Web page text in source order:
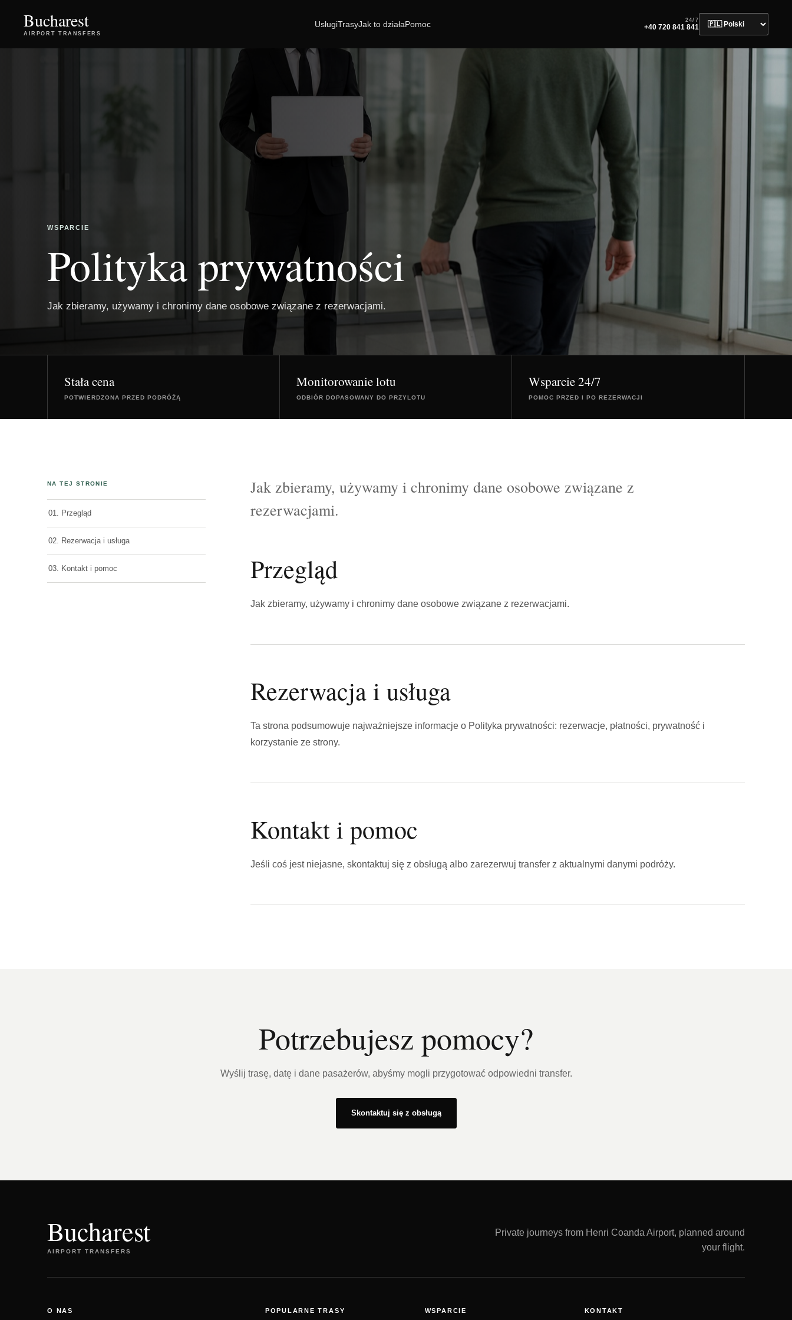
Bucharest
AIRPORT TRANSFERS
UsługiTrasyJak to działaPomoc 24/7
+40 720 841 841
WSPARCIE
Polityka prywatności
Jak zbieramy, używamy i chronimy dane osobowe związane z rezerwacjami.
Stała cena
POTWIERDZONA PRZED PODRÓŻĄ
Monitorowanie lotu
ODBIÓR DOPASOWANY DO PRZYLOTU
Wsparcie 24/7
POMOC PRZED I PO REZERWACJI
NA TEJ STRONIE
01. Przegląd
02. Rezerwacja i usługa
03. Kontakt i pomoc
Jak zbieramy, używamy i chronimy dane osobowe związane z
rezerwacjami.
Przegląd
Jak zbieramy, używamy i chronimy dane osobowe związane z rezerwacjami.
Rezerwacja i usługa
Ta strona podsumowuje najważniejsze informacje o Polityka prywatności: rezerwacje, płatności, prywatność i
korzystanie ze strony.
Kontakt i pomoc
Jeśli coś jest niejasne, skontaktuj się z obsługą albo zarezerwuj transfer z aktualnymi danymi podróży.
Potrzebujesz pomocy?
Wyślij trasę, datę i dane pasażerów, abyśmy mogli przygotować odpowiedni transfer.
Skontaktuj się z obsługą
Bucharest
AIRPORT TRANSFERS
Private journeys from Henri Coanda Airport, planned around
your flight.
O NAS POPULARNE TRASY WSPARCIE KONTAKT